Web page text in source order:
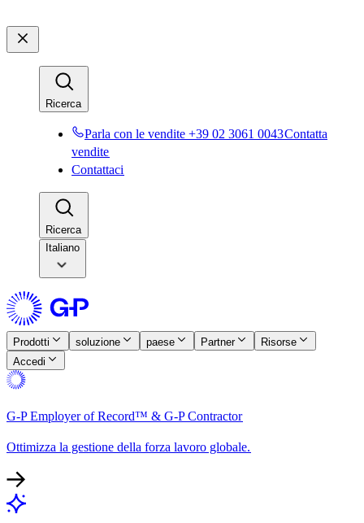
Ricerca​​
Parla con le vendite +39 02 3061 0043​​Contatta
vendite​​
Contattaci​​
Ricerca​​
Italiano
Prodotti​​ soluzione​​ paese​​ Partner​​
Risorse​​
Accedi​​
G-P Employer of Record™ & G-P Contractor​​
Ottimizza la gestione della forza lavoro globale.​​